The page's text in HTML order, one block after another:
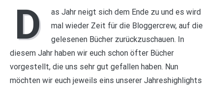
D
as Jahr neigt sich dem Ende zu und es wird
mal wieder Zeit für die Bloggercrew, auf die
gelesenen Bücher zurückzuschauen. In
diesem Jahr haben wir euch schon öfter Bücher
vorgestellt, die uns sehr gut gefallen haben. Nun
möchten wir euch jeweils eins unserer Jahreshighlights